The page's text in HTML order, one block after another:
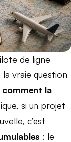
de ligne
vraie question
comment la
si un projet
c’est
: le